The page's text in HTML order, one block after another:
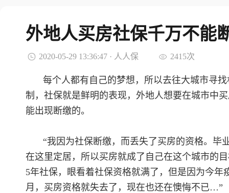
外地人买房社保千万不能
2020-05-29 13:36:47 · 人人保 2415次
每个人都有自己的梦想，所以去往大城市寻
制，社保就是鲜明的表现，外地人想要在城市中
能出现断缴的。
“我因为社保断缴，而丢失了买房的资格。毕
在这里定居，所以买房就成了自己在这个城市的
5年社保，眼看着社保资格就满了，但是因为今
月，买房资格就失去了，现在也还在懊悔不已…”